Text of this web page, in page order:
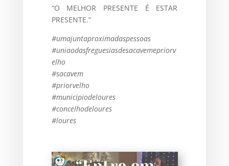
“O MELHOR PRESENTE É ESTAR
PRESENTE.”
#umajuntaproximadaspessoas
#uniaodasfreguesiasdesacavemepriorv
elho
#sacavem
#priorvelho
#municipiodeloures
#concelhodeloures
#loures